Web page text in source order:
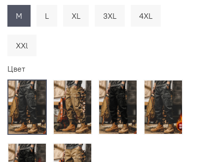
M L XL 3XL 4XL
XXl
Цвет